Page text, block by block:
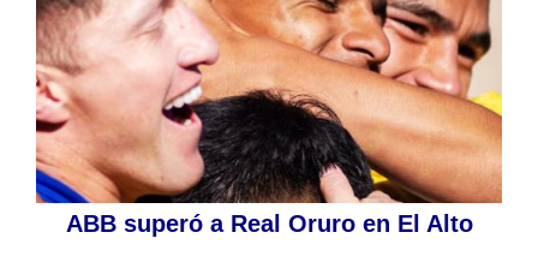
ABB superó a Real Oruro en El Alto